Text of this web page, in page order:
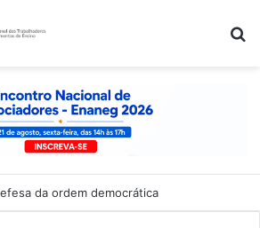
da ordem democrática